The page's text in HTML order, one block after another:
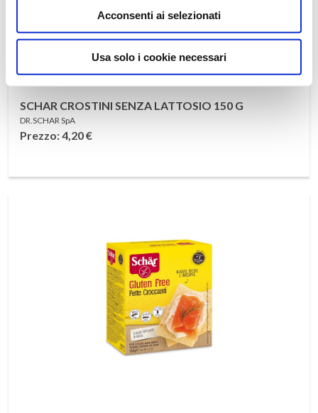
Acconsenti ai selezionati
Usa solo i cookie necessari
SCHAR CROSTINI SENZA LATTOSIO 150 G
DR.SCHAR SpA
Prezzo: 4,20€